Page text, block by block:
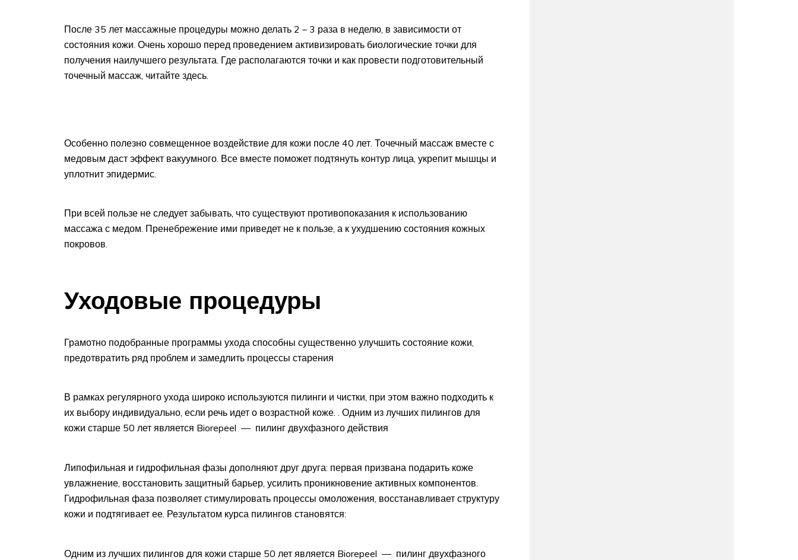
После 35 лет массажные процедуры можно делать 2 – 3 раза в неделю, в зависимости от
состояния кожи. Очень хорошо перед проведением активизировать биологические точки для
получения наилучшего результата. Где располагаются точки и как провести подготовительный
точечный массаж, читайте здесь.
Особенно полезно совмещенное воздействие для кожи после 40 лет. Точечный массаж вместе с
медовым даст эффект вакуумного. Все вместе поможет подтянуть контур лица, укрепит мышцы и
уплотнит эпидермис.
При всей пользе не следует забывать, что существуют противопоказания к использованию
массажа с медом. Пренебрежение ими приведет не к пользе, а к ухудшению состояния кожных
покровов.
Уходовые процедуры
Грамотно подобранные программы ухода способны существенно улучшить состояние кожи,
предотвратить ряд проблем и замедлить процессы старения
В рамках регулярного ухода широко используются пилинги и чистки, при этом важно подходить к
их выбору индивидуально, если речь идет о возрастной коже. . Одним из лучших пилингов для
кожи старше 50 лет является Biorepeel — пилинг двухфазного действия
Липофильная и гидрофильная фазы дополняют друг друга: первая призвана подарить коже
увлажнение, восстановить защитный барьер, усилить проникновение активных компонентов.
Гидрофильная фаза позволяет стимулировать процессы омоложения, восстанавливает структуру
кожи и подтягивает ее. Результатом курса пилингов становятся:
Одним из лучших пилингов для кожи старше 50 лет является Biorepeel — пилинг двухфазного